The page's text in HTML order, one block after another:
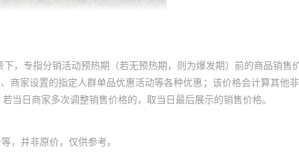
，专指分销活动预热期（若无预热期，则为爆发期）前的商品销售
商家设置的指定人群单品优惠活动等各种优惠；该价格会计算其他
当日商家多次调整销售价格的，取当日最后展示的销售价格。
，并非原价，仅供参考。